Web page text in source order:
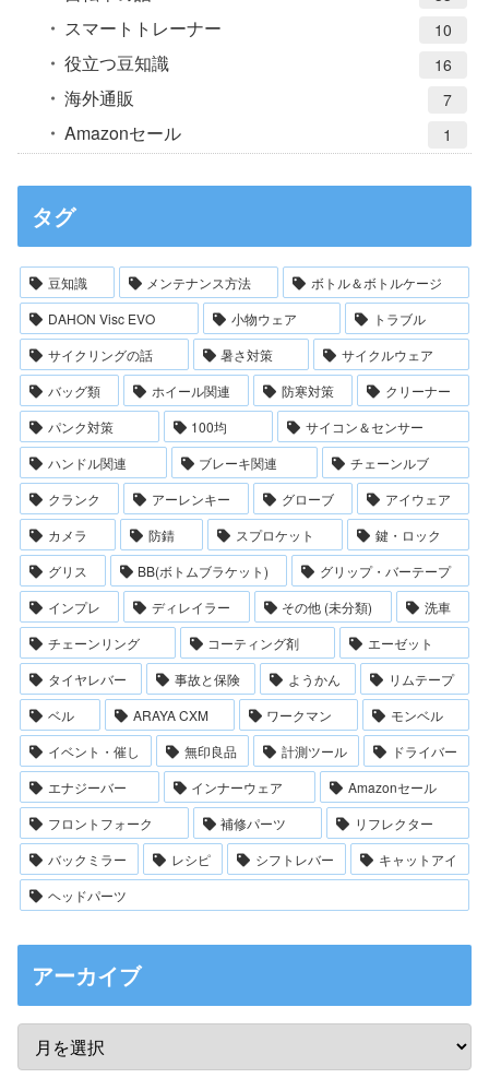
スマートトレーナー 10
役立つ豆知識 16
海外通販 7
Amazonセール 1
タグ
豆知識 メンテナンス方法
ボトル＆ボトルケージ
DAHON Visc EVO
小物ウェア
トラブル
サイクリングの話
暑さ対策
サイクルウェア
バッグ類
ホイール関連 防寒対策
クリーナー
パンク対策
100均
サイコン＆センサー
ハンドル関連
ブレーキ関連
チェーンルブ
クランク
アーレンキー グローブ
アイウェア
カメラ
防錆 スプロケット
鍵・ロック
グリス
BB(ボトムブラケット)
グリップ・バーテープ
インプレ
ディレイラー その他 (未分類)
洗車
チェーンリング
コーティング剤
エーゼット
タイヤレバー
事故と保険 ようかん
リムテープ
ベル
ARAYA CXM ワークマン
モンベル
イベント・催し
無印良品 計測ツール
ドライバー
エナジーバー
インナーウェア
Amazonセール
フロントフォーク
補修パーツ
リフレクター
バックミラー
レシピ シフトレバー
キャットアイ
ヘッドパーツ
アーカイブ